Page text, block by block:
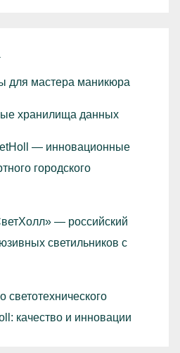
для мастера маникюра
хранилища данных
— инновационные
городского
— российский
светильников с
светотехнического
качество и инновации